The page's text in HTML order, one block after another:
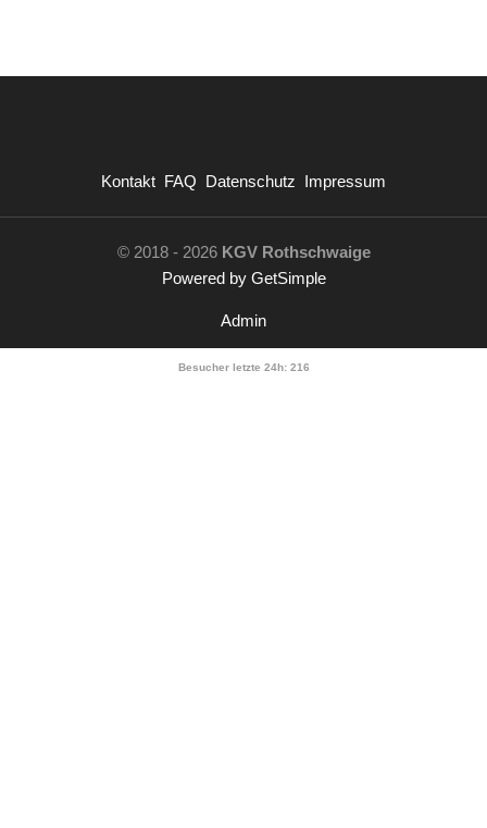
Kontakt FAQ Datenschutz Impressum
© 2018 - 2026 KGV Rothschwaige
Powered by GetSimple
Admin
Besucher letzte 24h: 216